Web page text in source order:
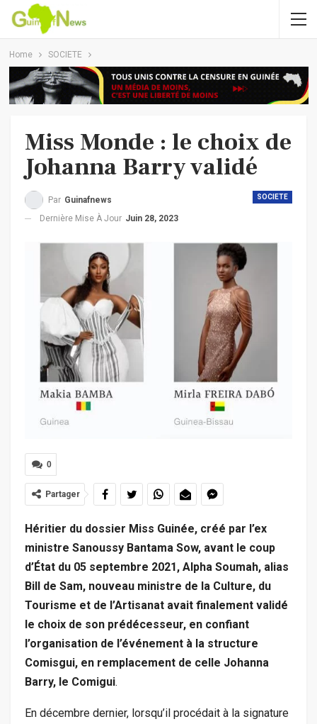
Home SOCIETE
Miss Monde : le choix de
Johanna Barry validé
SOCIETE
Par Guinafnews
Dernière Mise À Jour Juin 28, 2023
0
Partager
Héritier du dossier Miss Guinée, créé par l’ex
ministre Sanoussy Bantama Sow, avant le coup
d’État du 05 septembre 2021, Alpha Soumah, alias
Bill de Sam, nouveau ministre de la Culture, du
Tourisme et de l’Artisanat avait finalement validé
le choix de son prédécesseur, en confiant
l’organisation de l’événement à la structure
Comisgui, en remplacement de celle Johanna
Barry, le Comigui.
En décembre dernier, lorsqu’il procédait à la signature